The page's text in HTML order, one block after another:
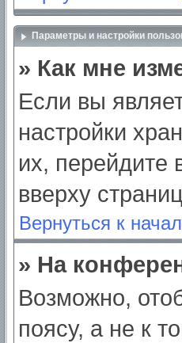
Параметры и настройки
» Как мне
Если вы
настройки
их, перейдите
вверху
Вернуться к
» На
Возможно,
поясу, а не к